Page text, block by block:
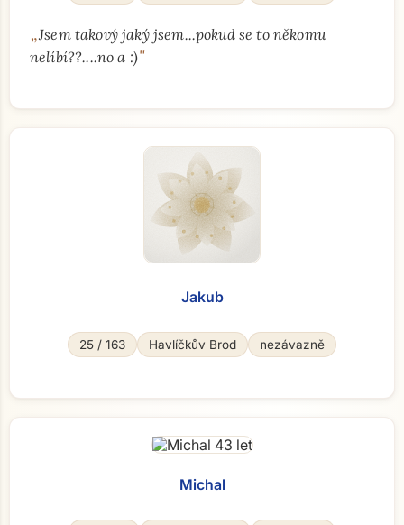
„Jsem takový jaký jsem...pokud se to někomu
nelíbí??....no a :)"
Jakub
25 / 163 Havlíčkův Brod nezávazně
Michal